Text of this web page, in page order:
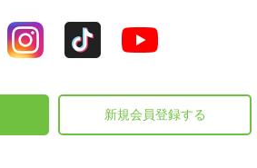
新規会員登録する